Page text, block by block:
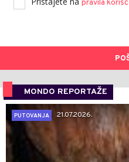
pravila
MONDO REPORTAŽE
PUTOVANJA
21.07.2026.